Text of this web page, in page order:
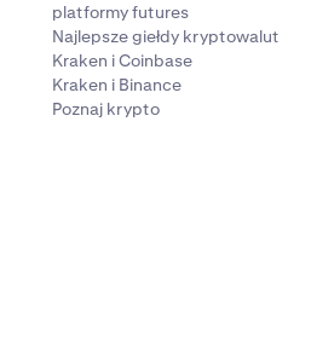
platformy futures
Najlepsze giełdy kryptowalut
Kraken i Coinbase
Kraken i Binance
Poznaj krypto